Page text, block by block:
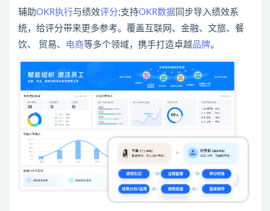
辅助OKR执行与绩效评分;支持OKR数据 同步导入绩效系
统，给评分带来更多参考。覆盖互联网、金融、文旅、餐
饮、 贸易、
电商等多个领域，携手打造卓越品牌。